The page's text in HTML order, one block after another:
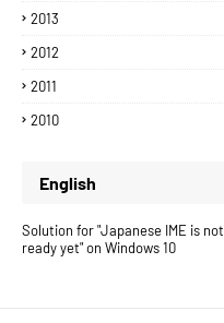
2013
2012
2011
2010
English
Solution for "Japanese IME is not
ready yet" on Windows 10